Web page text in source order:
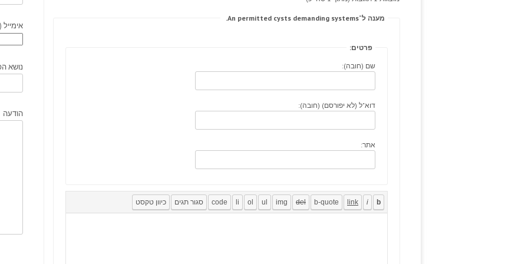
מענה ל־An permitted cysts demanding systems.
פרטים:
שם (חובה):
דוא"ל (לא יפורסם) (חובה):
אתר:
נושא
הודעה